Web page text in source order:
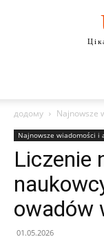
додому Najnowsze
Najnowsze wiadomości i
Liczenie
owadów
01.05.2026